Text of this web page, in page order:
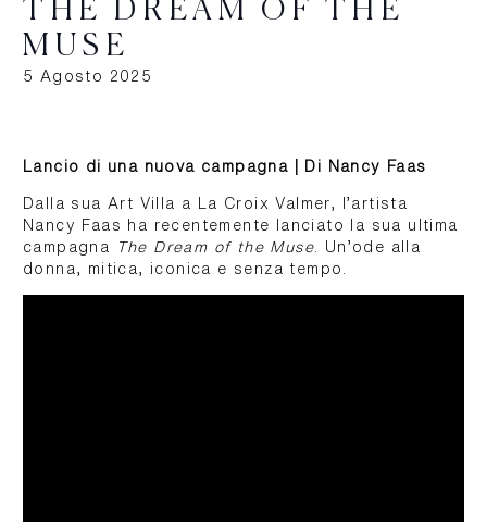
THE DREAM OF THE
MUSE
5 Agosto 2025
Lancio di una nuova campagna | Di Nancy Faas
Dalla sua Art Villa a La Croix Valmer, l’artista
Nancy Faas ha recentemente lanciato la sua ultima
campagna
The Dream of the Muse . Un’ode alla
donna, mitica, iconica e senza tempo.